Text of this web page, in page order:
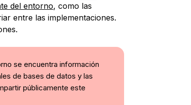
del entorno, como las
entre las implementaciones.
se encuentra información
de bases de datos y las
públicamente este